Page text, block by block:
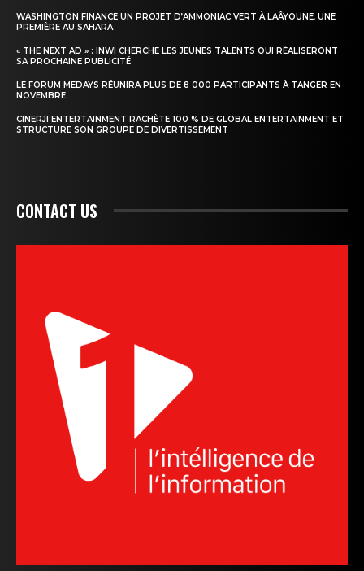
WASHINGTON FINANCE UN PROJET D’AMMONIAC VERT À LAÂYOUNE, UNE
PREMIÈRE AU SAHARA
« THE NEXT AD » : INWI CHERCHE LES JEUNES TALENTS QUI RÉALISERONT
SA PROCHAINE PUBLICITÉ
LE FORUM MEDAYS RÉUNIRA PLUS DE 8 000 PARTICIPANTS À TANGER EN
NOVEMBRE
CINERJI ENTERTAINMENT RACHÈTE 100 % DE GLOBAL ENTERTAINMENT ET
STRUCTURE SON GROUPE DE DIVERTISSEMENT
CONTACT US